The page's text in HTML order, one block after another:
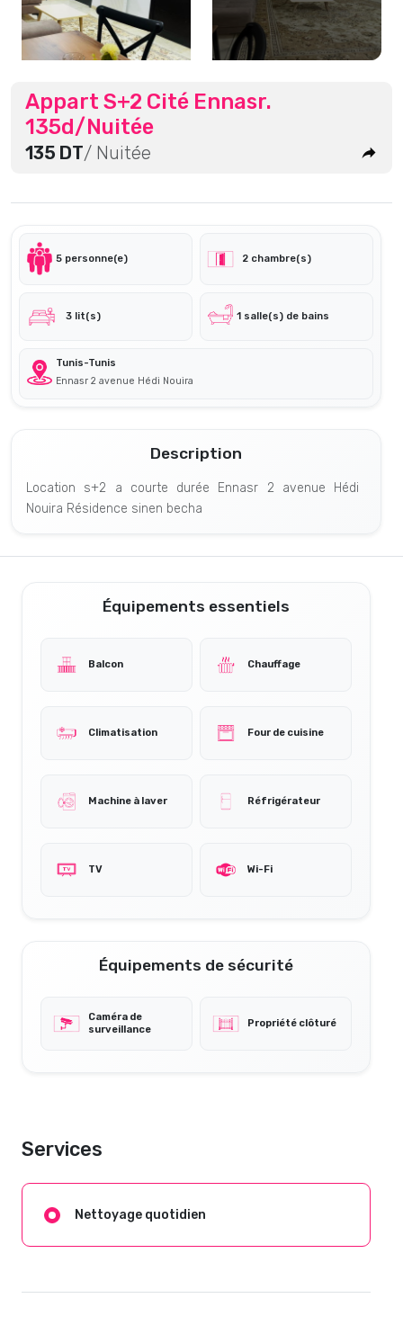
Appart S+2 Cité Ennasr.
135d/Nuitée
135 DT/ Nuitée
5 personne(e) 2 chambre(s)
3 lit(s) 1 salle(s) de bains
Tunis-Tunis
Ennasr 2 avenue Hédi Nouira
Description
Location s+2 a courte durée Ennasr 2 avenue Hédi
Nouira Résidence sinen becha
Équipements essentiels
Balcon Chauffage
Climatisation Four de cuisine
Machine à laver Réfrigérateur
TV Wi-Fi
Équipements de sécurité
Caméra de
surveillance
Propriété clôturé
Services
Nettoyage quotidien